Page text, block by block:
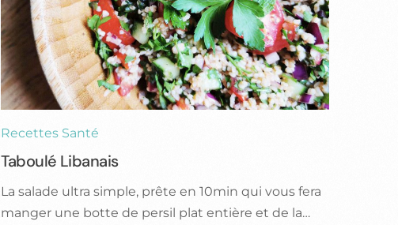
Recettes Santé
Taboulé Libanais
La salade ultra simple, prête en 10min qui vous fera
manger une botte de persil plat entière et de la…